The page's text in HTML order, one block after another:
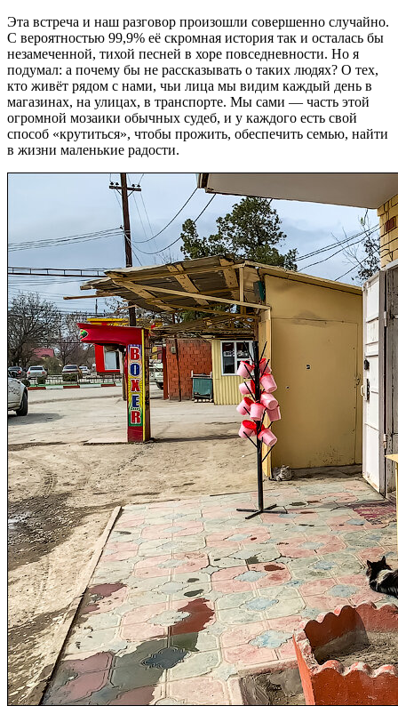
Эта встреча и наш разговор произошли совершенно случайно.
С вероятностью 99,9% её скромная история так и осталась бы
незамеченной, тихой песней в хоре повседневности. Но я
подумал: а почему бы не рассказывать о таких людях? О тех,
кто живёт рядом с нами, чьи лица мы видим каждый день в
магазинах, на улицах, в транспорте. Мы сами — часть этой
огромной мозаики обычных судеб, и у каждого есть свой
способ «крутиться», чтобы прожить, обеспечить семью, найти
в жизни маленькие радости.